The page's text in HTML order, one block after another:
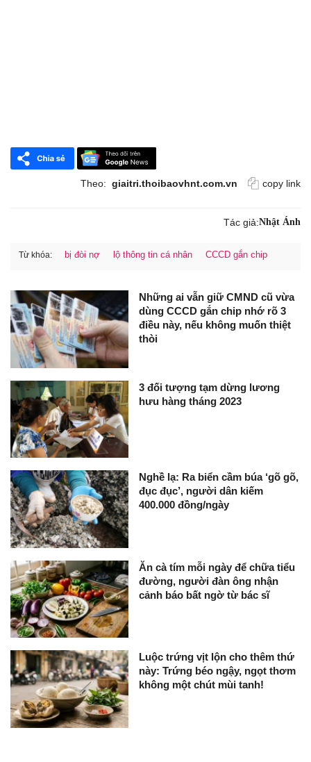
Theo: giaitri.thoibaovhnt.com.vn copy link
Tác giả:Nhật Ánh
Từ khóa: bị đòi nợ lộ thông tin cá nhân CCCD gắn chip
Những ai vẫn giữ CMND cũ vừa
dùng CCCD gắn chip nhớ rõ 3
điều này, nếu không muốn thiệt
thòi
3 đối tượng tạm dừng lương
hưu hàng tháng 2023
Nghề lạ: Ra biển cầm búa ‘gõ gõ,
đục đục’, người dân kiếm
400.000 đồng/ngày
Ăn cà tím mỗi ngày để chữa tiểu
đường, người đàn ông nhận
cảnh báo bất ngờ từ bác sĩ
Luộc trứng vịt lộn cho thêm thứ
này: Trứng béo ngậy, ngọt thơm
không một chút mùi tanh!